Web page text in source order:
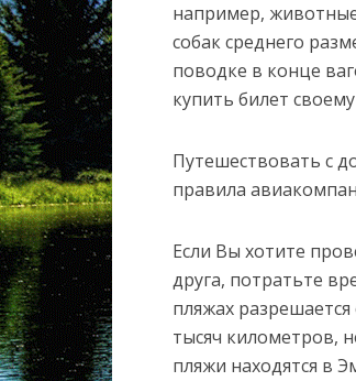
например, животные
собак среднего
поводке в конце
купить билет
Путешествовать с
правила
Если Вы хотите
друга, потратьте
пляжах
тысяч километров,
пляжи находятся в